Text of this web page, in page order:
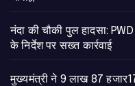
नंदा की चौकी पुल हादसा:
के निर्देश पर सख्त कार्रवाई
मुख्यमंत्री ने 9 लाख 87